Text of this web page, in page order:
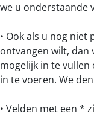
we u onderstaande
• Ook als u nog
ontvangen wilt, dan
mogelijk in te vullen
in te voeren. We
• Velden met een *